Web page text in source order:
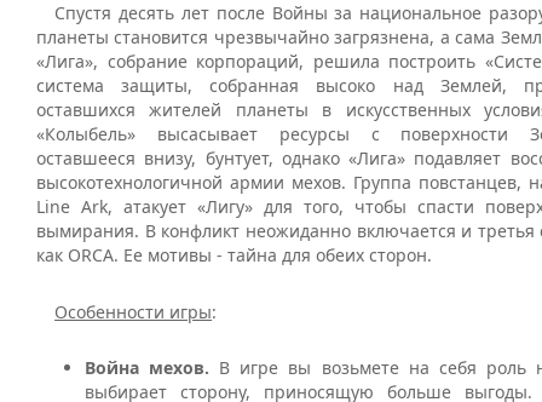
Спустя десять лет после Войны за национальное
планеты становится чрезвычайно загрязнена, а сама
«Лига», собрание корпораций, решила построить
система защиты, собранная высоко над Землей,
оставшихся жителей планеты в искусственных
«Колыбель» высасывает ресурсы с поверхности
оставшееся внизу, бунтует, однако «Лига» подавляет
высокотехнологичной армии мехов. Группа повстанцев,
Line Ark, атакует «Лигу» для того, чтобы спасти
вымирания. В конфликт неожиданно включается и третья
как ORCA. Ее мотивы - тайна для обеих сторон.
Особенности игры:
Война мехов. В игре вы возьмете на себя роль
выбирает сторону, приносящую больше